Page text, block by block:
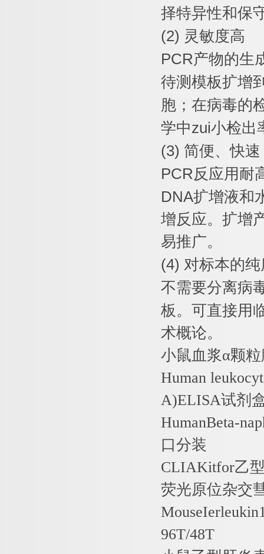
择特异性和保
(2) 灵敏度高
PCR产物的生
待测模板扩增
胞；在病毒的
学中zui小检出
(3) 简便、快速
PCR反应用耐
DNA扩增液和
增反应。扩增
易推广。
(4) 对标本的
不需要分离病
板。可直接用
术概论。
小鼠血浆α颗
Human
A)ELISA试剂
HumanBeta-
口分装
CLIAKitfor乙
荧光原位杂交
96T/48T